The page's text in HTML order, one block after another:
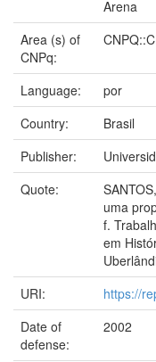
Arena
Area (s) of
CNPq:
Language:
por
Country:
Brasil
Publisher:
Quote:
uma
f.
em
URI:
https://
Date of
defense:
2002